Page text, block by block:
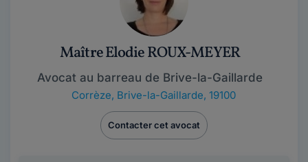
Maître Elodie ROUX-MEYER
Avocat au barreau de Brive-la-Gaillarde
Corrèze, Brive-la-Gaillarde, 19100
Contacter cet avocat